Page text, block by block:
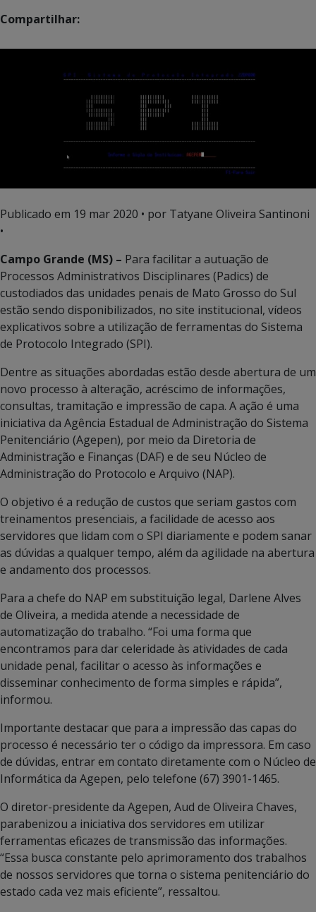
Compartilhar:
Publicado em 19 mar 2020 • por Tatyane Oliveira Santinoni
•
Campo Grande (MS) – Para facilitar a autuação de
Processos Administrativos Disciplinares (Padics) de
custodiados das unidades penais de Mato Grosso do Sul
estão sendo disponibilizados, no site institucional, vídeos
explicativos sobre a utilização de ferramentas do Sistema
de Protocolo Integrado (SPI).
Dentre as situações abordadas estão desde abertura de um
novo processo à alteração, acréscimo de informações,
consultas, tramitação e impressão de capa. A ação é uma
iniciativa da Agência Estadual de Administração do Sistema
Penitenciário (Agepen), por meio da Diretoria de
Administração e Finanças (DAF) e de seu Núcleo de
Administração do Protocolo e Arquivo (NAP).
O objetivo é a redução de custos que seriam gastos com
treinamentos presenciais, a facilidade de acesso aos
servidores que lidam com o SPI diariamente e podem sanar
as dúvidas a qualquer tempo, além da agilidade na abertura
e andamento dos processos.
Para a chefe do NAP em substituição legal, Darlene Alves
de Oliveira, a medida atende a necessidade de
automatização do trabalho. “Foi uma forma que
encontramos para dar celeridade às atividades de cada
unidade penal, facilitar o acesso às informações e
disseminar conhecimento de forma simples e rápida”,
informou.
Importante destacar que para a impressão das capas do
processo é necessário ter o código da impressora. Em caso
de dúvidas, entrar em contato diretamente com o Núcleo de
Informática da Agepen, pelo telefone (67) 3901-1465.
O diretor-presidente da Agepen, Aud de Oliveira Chaves,
parabenizou a iniciativa dos servidores em utilizar
ferramentas eficazes de transmissão das informações.
“Essa busca constante pelo aprimoramento dos trabalhos
de nossos servidores que torna o sistema penitenciário do
estado cada vez mais eficiente”, ressaltou.